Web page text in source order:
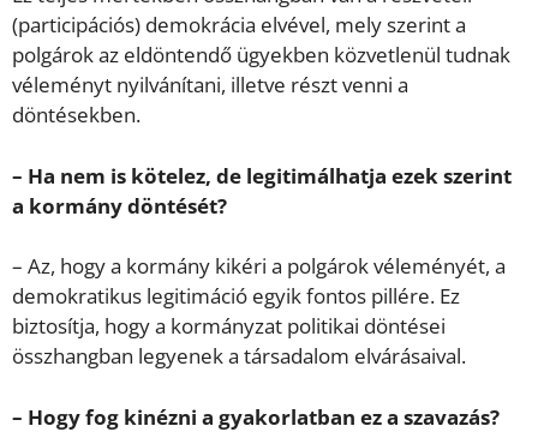
(participációs) demokrácia elvével, mely szerint a
polgárok az eldöntendő ügyekben közvetlenül tudnak
véleményt nyilvánítani, illetve részt venni a
döntésekben.
– Ha nem is kötelez, de legitimálhatja ezek szerint
a kormány döntését?
– Az, hogy a kormány kikéri a polgárok véleményét, a
demokratikus legitimáció egyik fontos pillére. Ez
biztosítja, hogy a kormányzat politikai döntései
összhangban legyenek a társadalom elvárásaival.
– Hogy fog kinézni a gyakorlatban ez a szavazás?